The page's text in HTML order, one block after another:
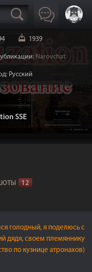
1939
Narovchat
Русский
SSE
12
голодный, я поделюсь с
дядя, своем племяннику
по кузнице атронахов)